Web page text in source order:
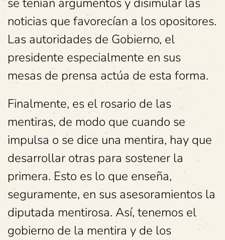
noticias que favorecían a los opositores.
Las autoridades de Gobierno, el
presidente especialmente en sus
mesas de prensa actúa de esta forma.
Finalmente, es el rosario de las
mentiras, de modo que cuando se
impulsa o se dice una mentira, hay que
desarrollar otras para sostener la
primera. Esto es lo que enseña,
seguramente, en sus asesoramientos la
diputada mentirosa. Así, tenemos el
gobierno de la mentira y de los